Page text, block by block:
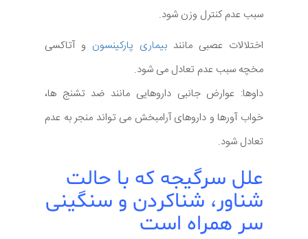
سبب عدم کنترل وزن شود.
اختلالات عصبی مانند بیماری پارکینسون و آتاکسی
مخچه سبب عدم تعادل می شود.
داوها: عوارض جانبی داروهایی مانند ضد تشنج ها،
خواب آورها و داروهای آرامبخش می تواند منجر به عدم
تعادل شود.
علل سرگیجه که با حالت
شناور، شناکردن و سنگینی
سر همراه است